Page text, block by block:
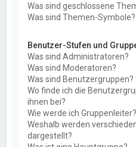
Was sind geschlossene
Was sind Themen-Symbole?
Benutzer-Stufen und
Was sind Administratoren?
Was sind Moderatoren?
Was sind Benutzergruppen?
Wo finde ich die
ihnen bei?
Wie werde ich Gruppenleiter?
Weshalb werden
dargestellt?